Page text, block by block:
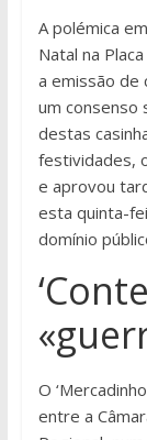
A polémica
Natal na
a emissão de
um consenso
destas
festividades,
e aprovou
esta quinta-
domínio
O
entre a